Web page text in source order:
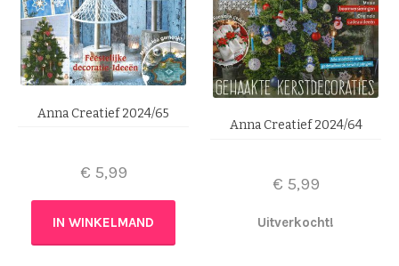
Anna Creatief 2024/65
€ 5,99
IN WINKELMAND
Anna Creatief 2024/64
€ 5,99
Uitverkocht!